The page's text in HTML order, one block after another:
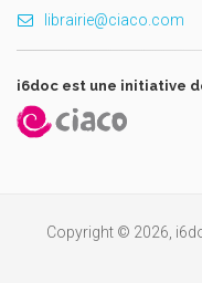
librairie@ciaco.com
i6doc est une initiative
Copyright © 2026,